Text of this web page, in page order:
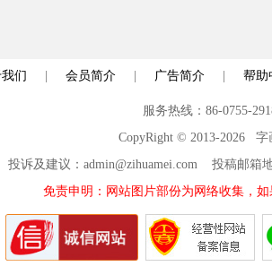
们 会员简介 广告简介 帮助
服务热线：86-0755-
CopyRight © 2013-2026 字
投诉及建议：admin@zihuamei.com 投稿邮
免责申明：网站图片部份为网络收集，